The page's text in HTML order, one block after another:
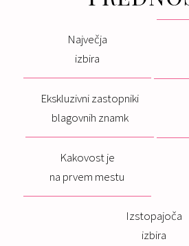
Največja
izbira
Ekskluzivni zastopniki
blagovnih znamk
Kakovost je
na prvem mestu
Izstopajoča
izbira